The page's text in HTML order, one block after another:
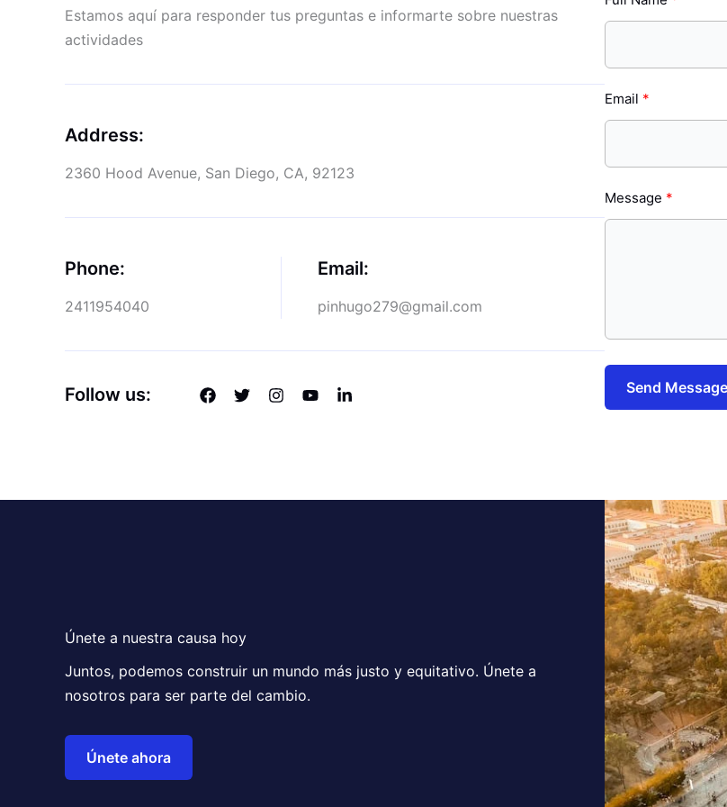
Estamos aquí para responder tus preguntas e informarte sobre nuestras
actividades
Address:
2360 Hood Avenue, San Diego, CA, 92123
Phone:
2411954040
Email:
pinhugo279@gmail.com
Follow us:
Email
Message
Send Message
Únete a nuestra causa hoy
Juntos, podemos construir un mundo más justo y equitativo. Únete a
nosotros para ser parte del cambio.
Únete ahora